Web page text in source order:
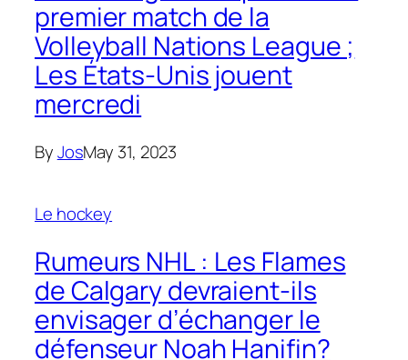
premier match de la
Volleyball Nations League ;
Les États-Unis jouent
mercredi
ByJosMay 31, 2023
Le hockey
Rumeurs NHL : Les Flames
de Calgary devraient-ils
envisager d’échanger le
défenseur Noah Hanifin?